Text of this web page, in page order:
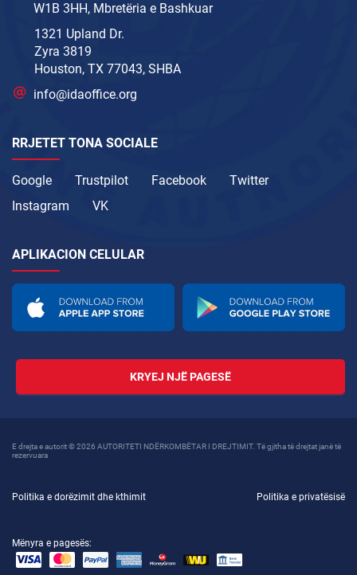
W1B 3HH, Mbretëria e Bashkuar
1321 Upland Dr.
Zyra 3819
Houston, TX 77043, SHBA
info@idaoffice.org
RRJETET TONA SOCIALE
Google Trustpilot Facebook
Twitter
Instagram
VK
APLIKACION CELULAR
KRYEJ NJË PAGESË
E drejta e autorit © 2026 AUTORITETI NDËRKOMBËTAR I DREJTIMIT. Të gjitha të drejtat janë të
rezervuara
Politika e dorëzimit dhe kthimit Politika e privatësisë
Mënyra e pagesës: